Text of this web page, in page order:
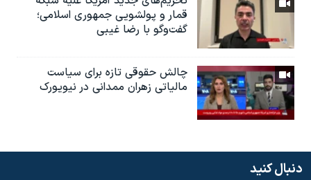
قمار و پولشویی جمهوری اسلامی؛
گفت‌وگو با رضا غیبی
چالش حقوقی تازه برای سیاست
مالیاتی زهران ممدانی در نیویورک
دنبال کنید